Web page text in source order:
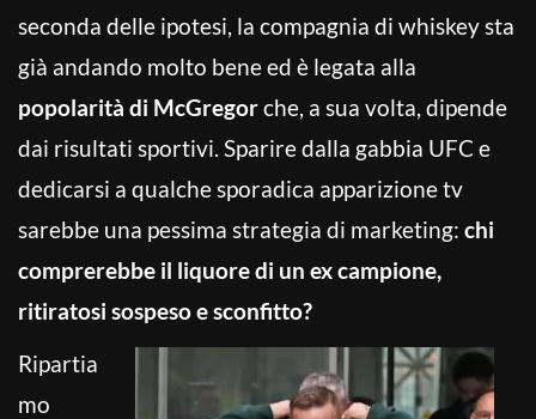
seconda delle ipotesi, la compagnia di whiskey sta
già andando molto bene ed è legata alla
popolarità di McGregorche, a sua volta, dipende
dai risultati sportivi. Sparire dalla gabbia UFC e
dedicarsi a qualche sporadica apparizione tv
sarebbe una pessima strategia di marketing: chi
comprerebbe il liquore di un ex campione,
ritiratosi sospeso e sconfitto?
Ripartia
mo